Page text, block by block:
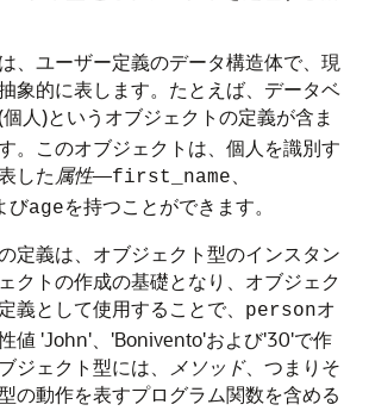
、ユーザー定義のデータ構造体で、現
象的に表します。たとえば、データベ
人)というオブジェクトの定義が含ま
。このオブジェクトは、個人を識別す
した 属性—first_name
びageを持つことができます。
定義は、オブジェクト型のインスタン
クトの作成の基礎となり、オブジェク
義として使用することで、
personオ
値 'John'、'Bonivento'および'30'で作
ジェクト型には、
メソッド、つまりそ
の動作を表すプログラム関数を含める